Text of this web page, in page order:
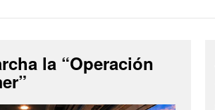
la “Operación